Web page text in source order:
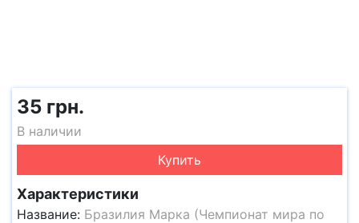
35 грн.
В наличии
Купить
Характеристики
Название: Бразилия Марка (Чемпионат мира по